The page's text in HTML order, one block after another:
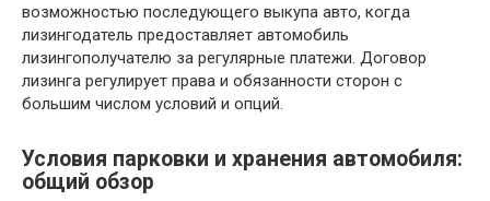
возможностью последующего выкупа авто, когда
лизингодатель предоставляет автомобиль
лизингополучателю за регулярные платежи. Договор
лизинга регулирует права и обязанности сторон с
большим числом условий и опций.
Условия парковки и хранения автомобиля:
общий обзор